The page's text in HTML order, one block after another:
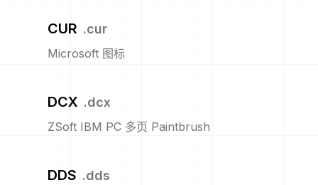
CUR .cur
Microsoft 图标
DCX .dcx
ZSoft IBM PC 多页 Paintbrush
DDS .dds